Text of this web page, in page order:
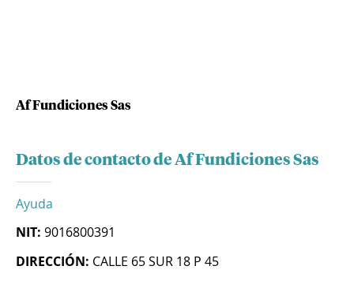
Af Fundiciones Sas
Datos de contacto de Af Fundiciones Sas
Ayuda
NIT: 9016800391
DIRECCIÓN: CALLE 65 SUR 18 P 45